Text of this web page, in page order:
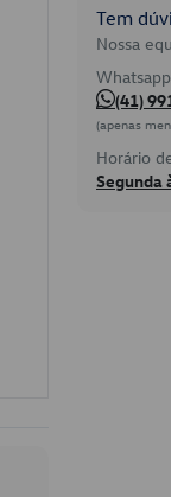
Tem
Nossa
(41)
(apenas
Horário
Segunda